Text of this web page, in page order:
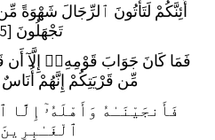
أَئِنَّكُمْ لَتَأْتُونَ ٱلرِّجَالَ شَهْوَةً
تَجْهَلُونَ [27:55]
فَمَا كَانَ جَوَابَ قَوْمِهِۦٓ إِلَّآ
مِّن قَرْيَتِكُمْ إِنَّهُمْ أُنَاسٌ
فَأَنجَيْنَـٰهُ وَأَهْلَهُۥٓ إِلَّا
ٱلْغَـٰبِرِينَ